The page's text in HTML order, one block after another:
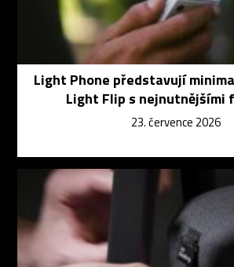
Light Phone představují
Light Flip s nejnutnějšími
23. července 2026